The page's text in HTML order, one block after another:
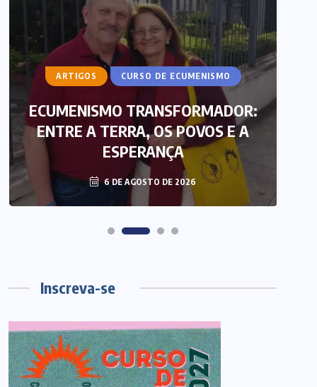
ARTIGOS CURSO DE ECUMENISMO
ECUMENISMO TRANSFORMADOR:
ENTRE A TERRA, OS POVOS E A
ESPERANÇA
6 DE AGOSTO DE 2026
Inscreva-se